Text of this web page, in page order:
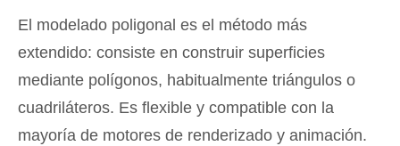
El modelado poligonal es el método más
extendido: consiste en construir superficies
mediante polígonos, habitualmente triángulos o
cuadriláteros. Es flexible y compatible con la
mayoría de motores de renderizado y animación.